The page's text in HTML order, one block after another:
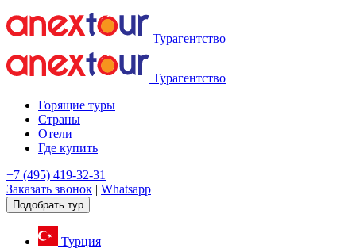
Турагентство
Турагентство
Горящие туры
Страны
Отели
Где купить
+7 (495) 419-32-31
Заказать звонок | Whatsapp
Подобрать тур
Турция